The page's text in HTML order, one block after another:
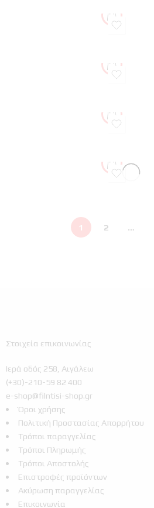
1 2 …
Στοιχεία επικοινωνίας
Ιερά οδός 258, Αιγάλεω
(+30)-210-59 82 400
e-shop@filntisi-shop.gr
Όροι χρήσης
Πολιτική Προστασίας Απορρήτου
Τρόποι παραγγελίας
Τρόποι Πληρωμής
Τρόποι Αποστολής
Επιστροφές προϊόντων
Ακύρωση παραγγελίας
Επικοινωνία